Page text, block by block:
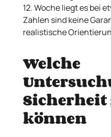
12. Woche liegt es bei
Zahlen sind keine
realistische
Welche
Sicherheit
können